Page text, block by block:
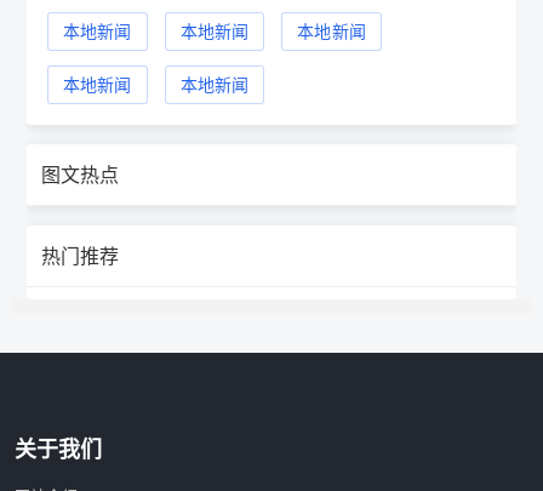
本地新闻 本地新闻 本地新闻
本地新闻 本地新闻
图文热点
热门推荐
关于我们